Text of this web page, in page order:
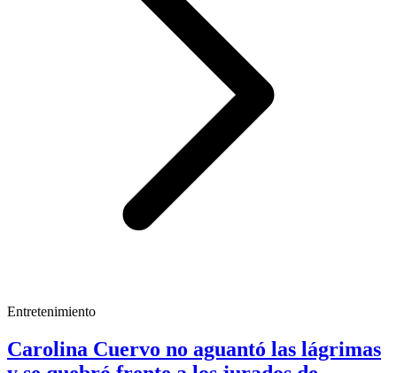
Entretenimiento
Carolina Cuervo no aguantó las lágrimas